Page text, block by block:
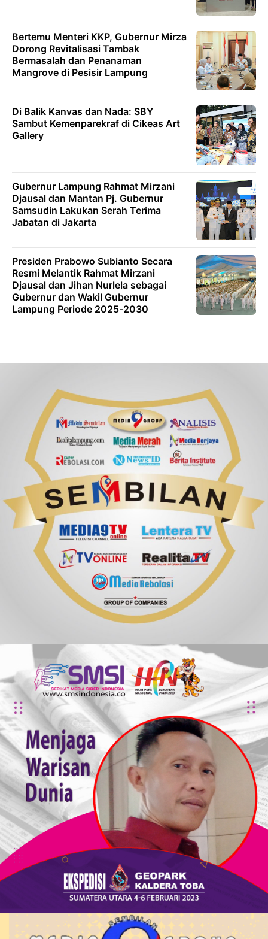
Bertemu Menteri KKP, Gubernur Mirza
Dorong Revitalisasi Tambak
Bermasalah dan Penanaman
Mangrove di Pesisir Lampung
Di Balik Kanvas dan Nada: SBY
Sambut Kemenparekraf di Cikeas Art
Gallery
Gubernur Lampung Rahmat Mirzani
Djausal dan Mantan Pj. Gubernur
Samsudin Lakukan Serah Terima
Jabatan di Jakarta
Presiden Prabowo Subianto Secara
Resmi Melantik Rahmat Mirzani
Djausal dan Jihan Nurlela sebagai
Gubernur dan Wakil Gubernur
Lampung Periode 2025-2030